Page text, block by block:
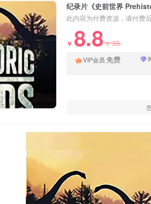
纪录片《史前世界
此内容为付费资源，请付费
￥ 8.8￥35
VIP会员 免费